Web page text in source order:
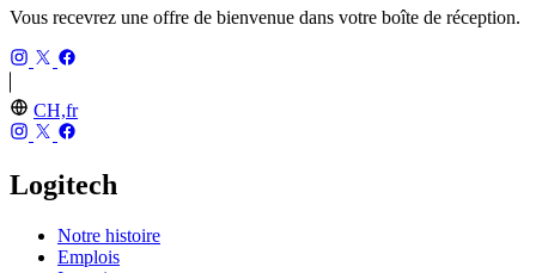
Vous recevrez une offre de bienvenue dans votre boîte de réception.
CH,fr
Logitech
Notre histoire
Emplois